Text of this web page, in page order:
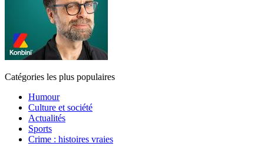
Catégories les plus populaires
Humour
Culture et société
Actualités
Sports
Crime : histoires vraies